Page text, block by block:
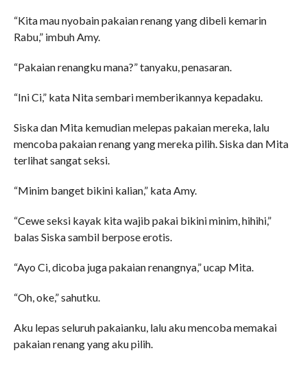
“Kita mau nyobain pakaian renang yang dibeli kemarin
Rabu,” imbuh Amy.
“Pakaian renangku mana?” tanyaku, penasaran.
“Ini Ci,” kata Nita sembari memberikannya kepadaku.
Siska dan Mita kemudian melepas pakaian mereka, lalu
mencoba pakaian renang yang mereka pilih. Siska dan Mita
terlihat sangat seksi.
“Minim banget bikini kalian,” kata Amy.
“Cewe seksi kayak kita wajib pakai bikini minim, hihihi,”
balas Siska sambil berpose erotis.
“Ayo Ci, dicoba juga pakaian renangnya,” ucap Mita.
“Oh, oke,” sahutku.
Aku lepas seluruh pakaianku, lalu aku mencoba memakai
pakaian renang yang aku pilih.